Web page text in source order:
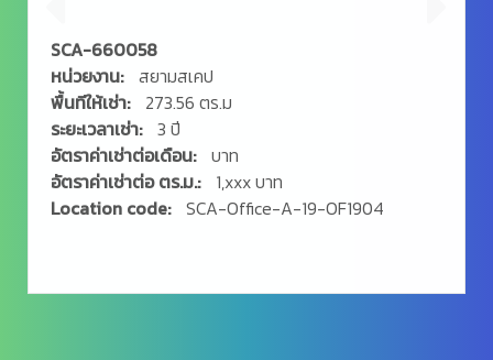
SCA-660058
หน่วยงาน: สยามสเคป
พื้นทีให้เช่า:
273.56 ตร.ม
ระยะเวลาเช่า: 3 ปี
อัตราค่าเช่าต่อเดือน: บาท
อัตราค่าเช่าต่อ ตร.ม.:
1,xxx บาท
Location code: SCA-Office-A-19-OF1904